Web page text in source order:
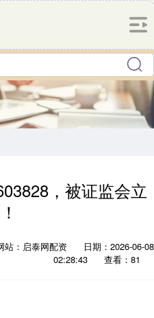
，被证监会立
站：启泰网配资
日期：2026-06-08
02:28:43
查看：81